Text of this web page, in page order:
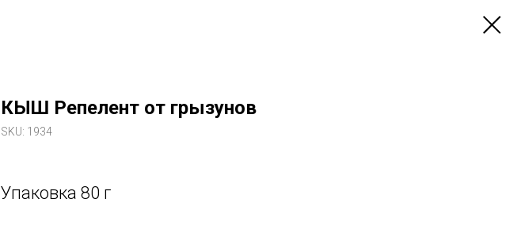
КЫШ Репелент от грызунов
SKU: 1934
Упаковка 80 г